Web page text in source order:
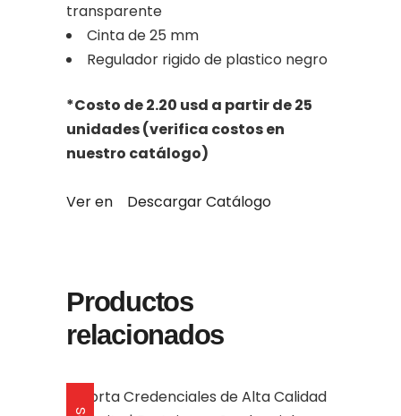
transparente
Cinta de 25 mm
Regulador rigido de plastico negro
*Costo de 2.20 usd a partir de 25
unidades (verifica costos en
nuestro catálogo)
Ver en Descargar Catálogo
Productos
relacionados